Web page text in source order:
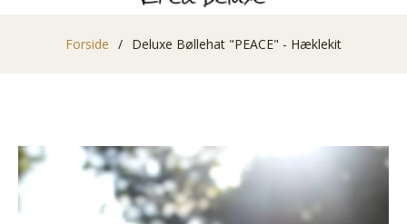
Forside / Deluxe Bøllehat "PEACE" - Hæklekit